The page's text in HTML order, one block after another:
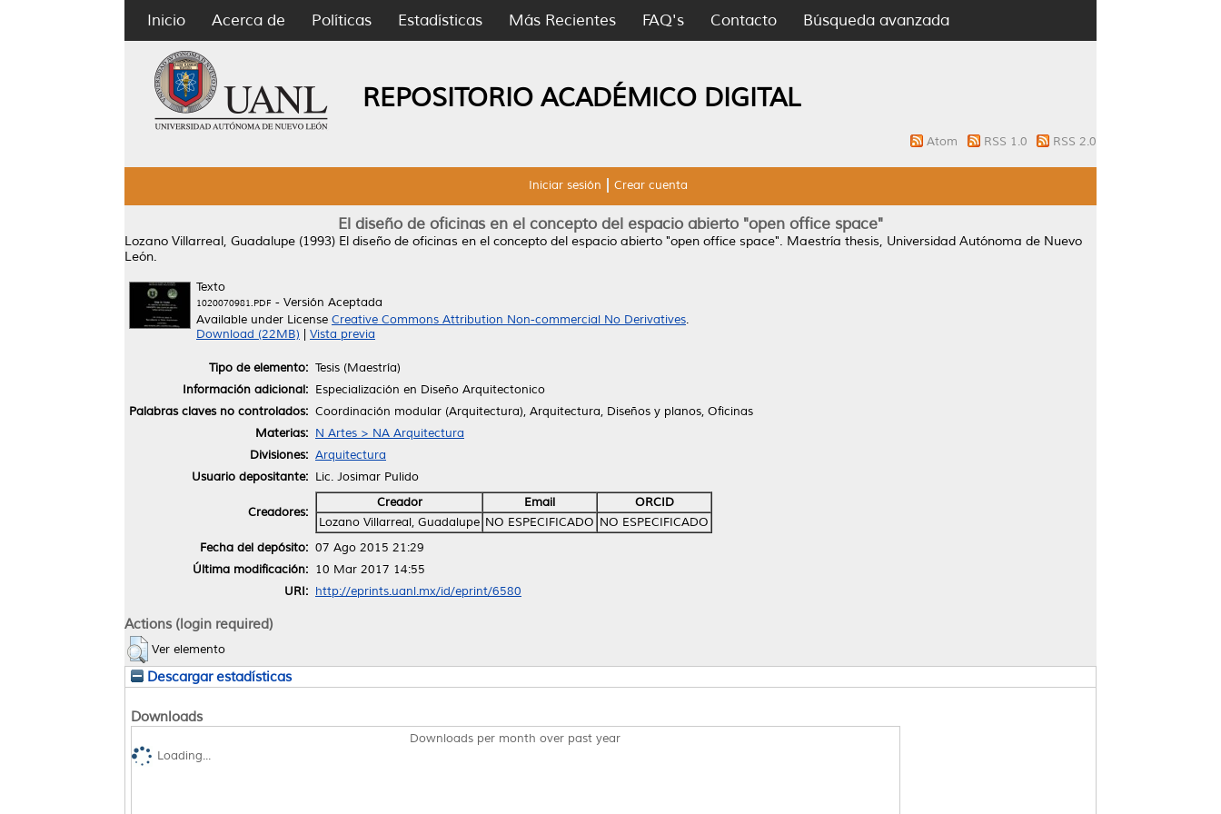
Inicio Acerca de Políticas Estadísticas Más Recientes FAQ's Contacto Búsqueda avanzada
REPOSITORIO ACADÉMICO DIGITAL
Atom RSS 1.0 RSS 2.0
Iniciar sesión Crear cuenta
El diseño de oficinas en el concepto del espacio abierto "open office space"
Lozano Villarreal, Guadalupe (1993) El diseño de oficinas en el concepto del espacio abierto "open office space". Maestría thesis, Universidad Autónoma de Nuevo
León.
Texto
1020070981.PDF - Versión Aceptada
Available under License Creative Commons Attribution Non-commercial No Derivatives.
Download (22MB)
Vista previa
Tipo de elemento: Tesis (Maestría)
Información adicional: Especialización en Diseño Arquitectonico
Palabras claves no controlados: Coordinación modular (Arquitectura), Arquitectura, Diseños y planos, Oficinas
Materias: N Artes > NA Arquitectura
Divisiones: Arquitectura
Usuario depositante: Lic. Josimar Pulido
Creadores:
Creador Email
ORCID
Lozano Villarreal, Guadalupe NO ESPECIFICADO NO ESPECIFICADO
Fecha del depósito: 07 Ago 2015 21:29
Última modificación: 10 Mar 2017 14:55
URI: http://eprints.uanl.mx/id/eprint/6580
Actions (login required)
Ver elemento
Descargar estadísticas
Downloads
Downloads per month over past year
Loading...